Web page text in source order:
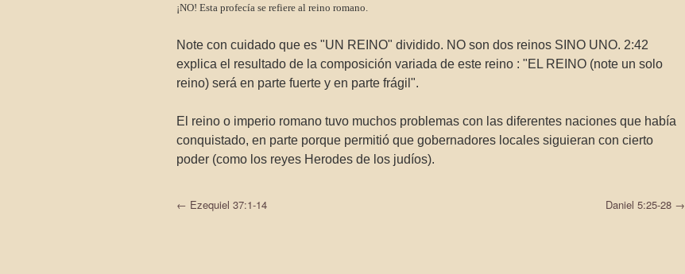
¡NO! Esta profecía se refiere al reino romano.
Note con cuidado que es "UN REINO" dividido. NO son dos reinos SINO UNO. 2:42
explica el resultado de la composición variada de este reino : "EL REINO (note un solo
reino) será en parte fuerte y en parte frágil".
El reino o imperio romano tuvo muchos problemas con las diferentes naciones que había
conquistado, en parte porque permitió que gobernadores locales siguieran con cierto
poder (como los reyes Herodes de los judíos).
← Ezequiel 37:1-14 Daniel 5:25-28 →